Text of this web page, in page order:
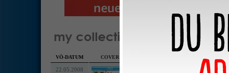
HansKE
VÖ-DATUM COVER
22.05.2008